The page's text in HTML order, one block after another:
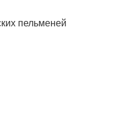
пельменей